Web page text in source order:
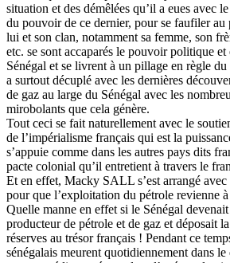
situation et des démêlées qu’il a eues avec
du pouvoir de ce dernier, pour se faufiler
lui et son clan, notamment sa femme, son
etc. se sont accaparés le pouvoir politique
Sénégal et se livrent à un pillage en règle
a surtout décuplé avec les dernières
de gaz au large du Sénégal avec les
mirobolants que cela génère.
Tout ceci se fait naturellement avec le
de l’impérialisme français qui est la
s’appuie comme dans les autres pays dits
pacte colonial qu’il entretient à travers le
Et en effet, Macky SALL s’est arrangé avec
pour que l’exploitation du pétrole revienne
Quelle manne en effet si le Sénégal
producteur de pétrole et de gaz et déposait
réserves au trésor français ! Pendant ce
sénégalais meurent quotidiennement dans le